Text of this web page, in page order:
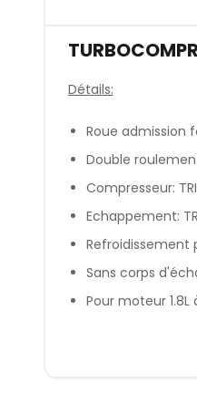
Détails:
Roue admission
Double
Compresseur:
Echappement:
Refroidissement
Sans corps
Pour moteur 1.8L